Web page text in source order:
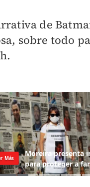
de
sobre todo